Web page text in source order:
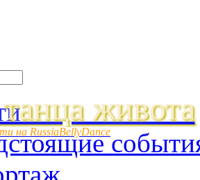
живота
на RussiaBellyDance